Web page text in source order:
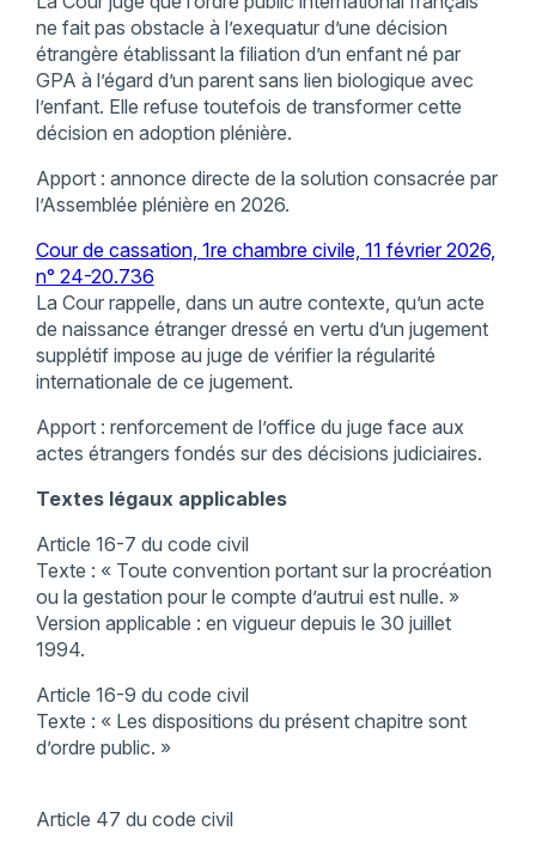
ne fait pas obstacle à l’exequatur d’une décision
étrangère établissant la filiation d’un enfant né par
GPA à l’égard d’un parent sans lien biologique avec
l’enfant. Elle refuse toutefois de transformer cette
décision en adoption plénière.
Apport : annonce directe de la solution consacrée par
l’Assemblée plénière en 2026.
Cour de cassation, 1re chambre civile, 11 février 2026,
n° 24-20.736
La Cour rappelle, dans un autre contexte, qu’un acte
de naissance étranger dressé en vertu d’un jugement
supplétif impose au juge de vérifier la régularité
internationale de ce jugement.
Apport : renforcement de l’office du juge face aux
actes étrangers fondés sur des décisions judiciaires.
Textes légaux applicables
Article 16-7 du code civil
Texte : « Toute convention portant sur la procréation
ou la gestation pour le compte d’autrui est nulle. »
Version applicable : en vigueur depuis le 30 juillet
1994.
Article 16-9 du code civil
Texte : « Les dispositions du présent chapitre sont
d’ordre public. »
Article 47 du code civil